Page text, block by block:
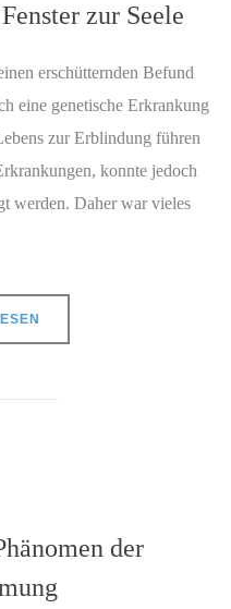
zur Seele
erschütternden Befund
eine genetische Erkrankung
zur Erblindung führen
konnte jedoch
werden. Daher war vieles
der